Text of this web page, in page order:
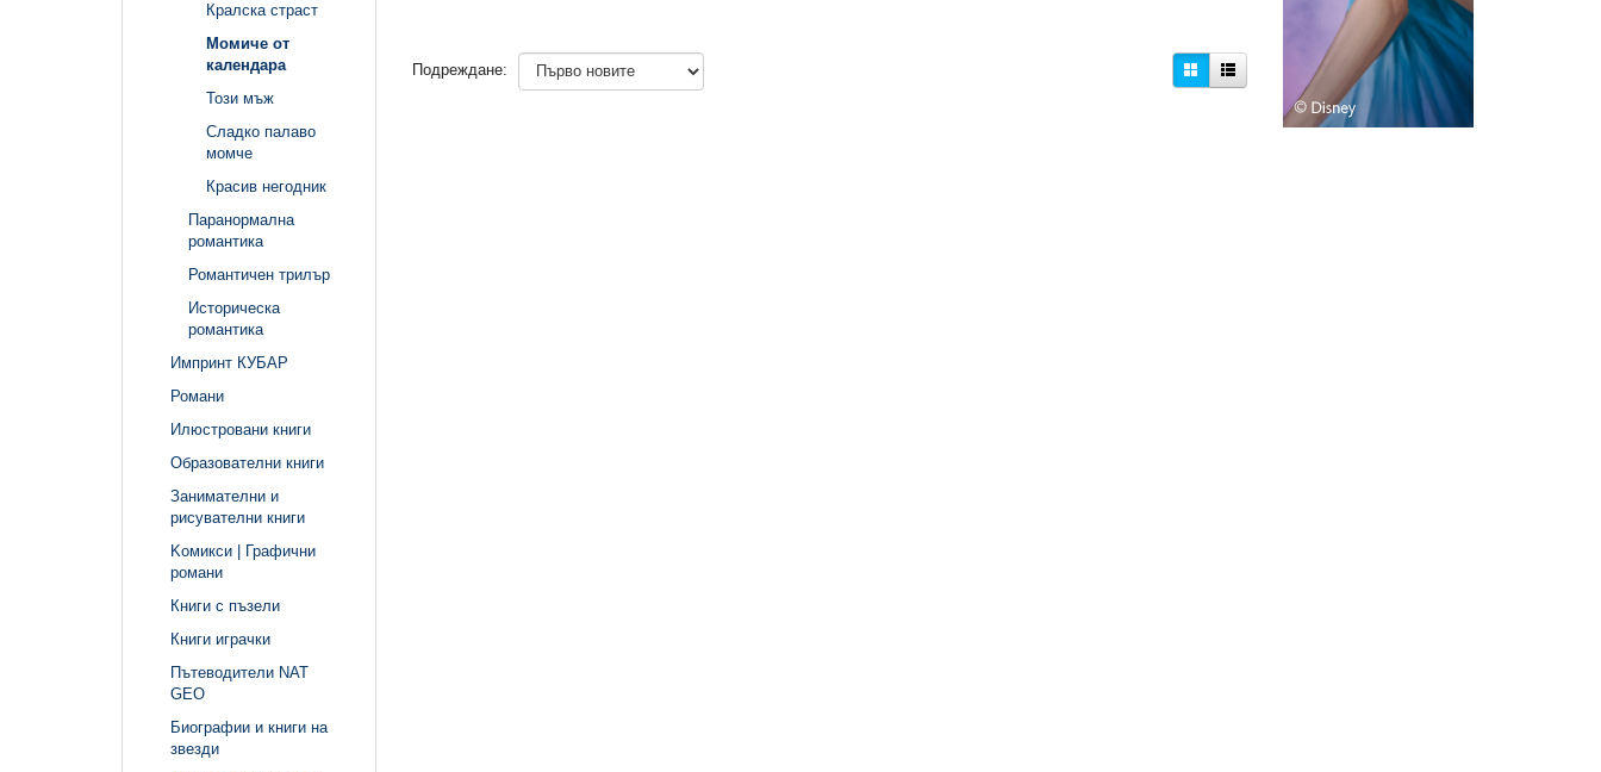
Кралска страст
Момиче от
календара
Този мъж
Сладко палаво
момче
Красив негодник
Паранормална
романтика
Романтичен трилър
Историческа
романтика
Импринт КУБАР
Романи
Илюстровани книги
Образователни книги
Занимателни и
рисувателни книги
Kомикси | Графични
романи
Книги с пъзели
Книги играчки
Пътеводители NAT
GEO
Биографии и книги на
звезди
Подреждане: